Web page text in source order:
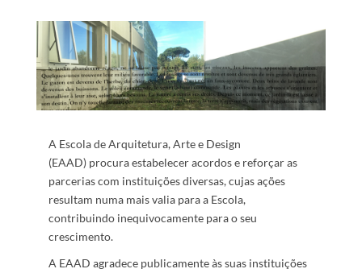
​A Escola de Arquitetura, Arte e Design
(EAAD) procura estabelecer acordos ​e reforçar as
parcerias com instituiçõ​es diversas​, cujas ações
resultam numa mais valia para a Escola,
contribuindo inequivocamente para o seu
crescimento.
A EAAD agradece publicamente às suas instituições